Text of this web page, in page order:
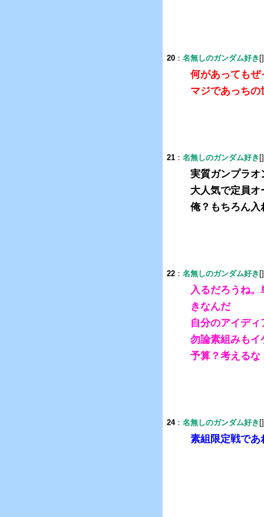
20 ： 名無しのガンダム好き
何があっても
マジであっち
21 ： 名無しのガンダム好き
実質ガンプラオ
大人気で定員
俺？もちろん入
22 ： 名無しのガンダム好き
入るだろうね
きなんだ
自分のアイデ
勿論素組みもイ
予算？考えるな
24： 名無しのガンダム好き
素組限定戦であ